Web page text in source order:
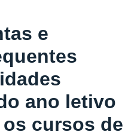
e
ano letivo
os cursos de